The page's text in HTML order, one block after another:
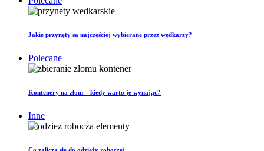
Jakie przynęty są najczęściej wybierane przez wędkarzy?
Polecane
Kontenery na złom – kiedy warto je wynająć?
Inne